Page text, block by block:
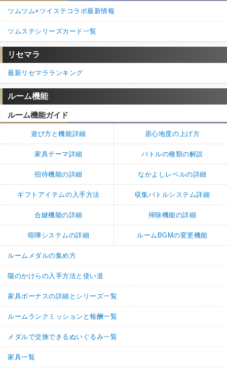
ツムツム×ツイステコラボ最新情報
ツムステシリーズカード一覧
リセマラ
最新リセマラランキング
ルーム機能
ルーム機能ガイド
遊び方と機能詳細 居心地度の上げ方
家具テーマ詳細 バトルの種類の解説
招待機能の詳細 なかよしレベルの詳細
ギフトアイテムの入手方法 収集バトルシステム詳細
合鍵機能の詳細 掃除機能の詳細
喧嘩システムの詳細 ルームBGMの変更機能
ルームメダルの集め方
陽のかけらの入手方法と使い道
家具ボーナスの詳細とシリーズ一覧
ルームランクミッションと報酬一覧
メダルで交換できるぬいぐるみ一覧
家具一覧